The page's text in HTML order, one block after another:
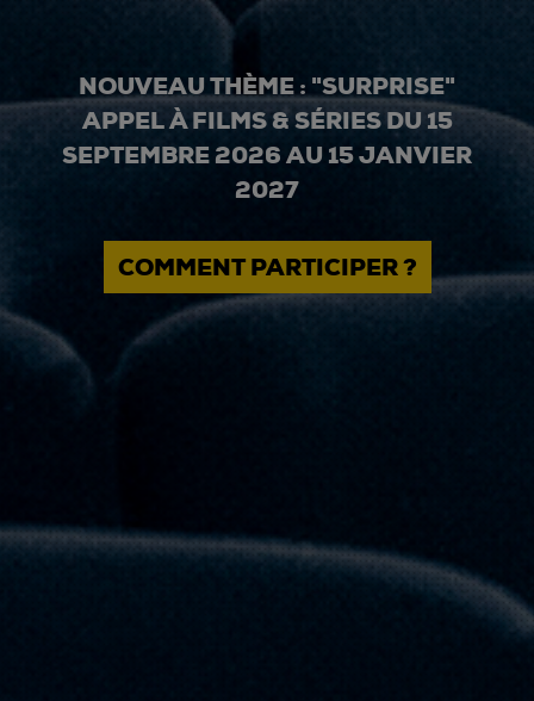
NOUVEAU THÈME : "SURPRISE"
APPEL À FILMS & SÉRIES DU 15
SEPTEMBRE 2026 AU 15 JANVIER
2027
COMMENT PARTICIPER ?